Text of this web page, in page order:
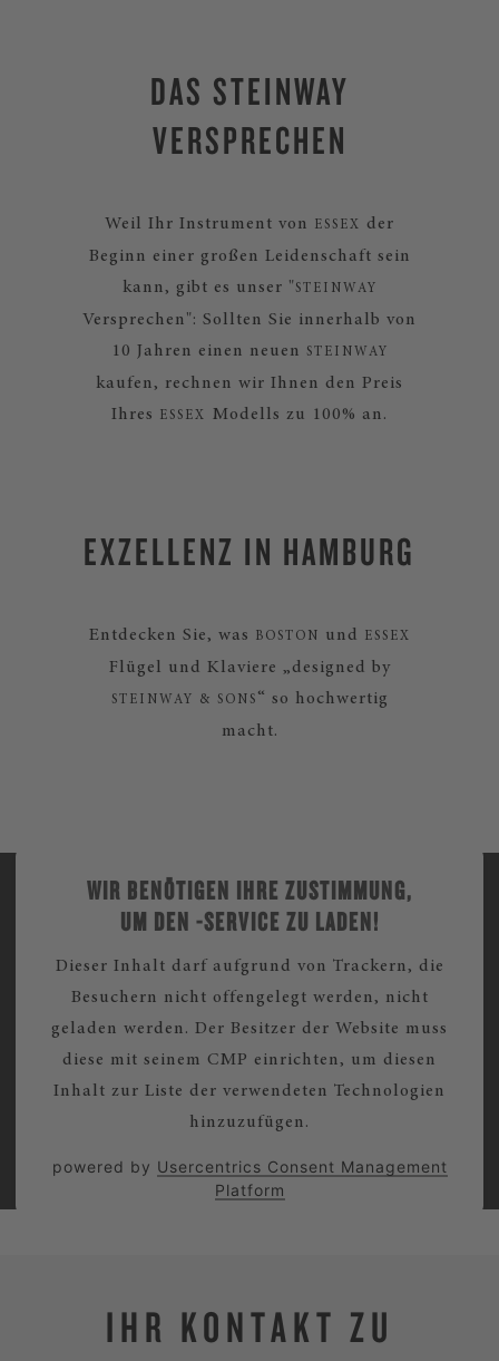
DAS STEINWAY
VERSPRECHEN
Weil Ihr Instrument von ESSEX
der
Beginn einer großen Leidenschaft sein
kann, gibt es unser " STEINWAY
Versprechen": Sollten Sie innerhalb von
10 Jahren einen neuen
STEINWAY
kaufen, rechnen wir Ihnen den Preis
Ihres
ESSEX Modells zu 100% an.
EXZELLENZ IN HAMBURG
Entdecken Sie, was BOSTON und ESSEX
Flügel und Klaviere „designed by
STEINWAY & SONS “ so hochwertig
macht.
WIR BENÖTIGEN IHRE ZUSTIMMUNG,
UM DEN -SERVICE ZU LADEN!
Dieser Inhalt darf aufgrund von Trackern, die
Besuchern nicht offengelegt werden, nicht
geladen werden. Der Besitzer der Website muss
diese mit seinem CMP einrichten, um diesen
Inhalt zur Liste der verwendeten Technologien
hinzuzufügen.
powered by Usercentrics Consent Management
Platform
IHR KONTAKT ZU